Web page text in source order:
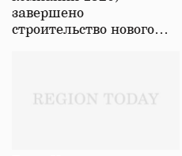
завершено
строительство нового…